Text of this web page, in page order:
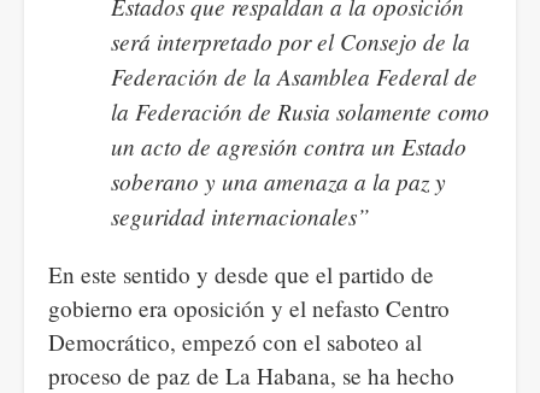
será interpretado por el Consejo de la
Federación de la Asamblea Federal de
la Federación de Rusia solamente como
un acto de agresión contra un Estado
soberano y una amenaza a la paz y
seguridad internacionales”
En este sentido y desde que el partido de
gobierno era oposición y el nefasto Centro
Democrático, empezó con el saboteo al
proceso de paz de La Habana, se ha hecho